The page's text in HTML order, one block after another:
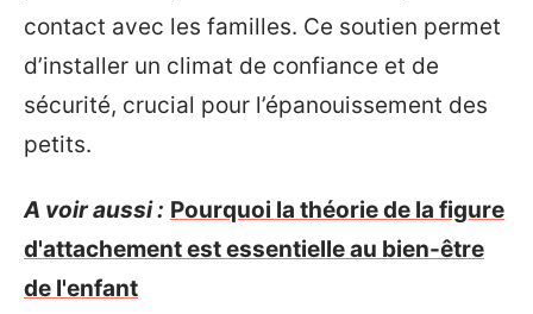
contact avec les familles. Ce soutien permet
d’installer un climat de confiance et de
sécurité, crucial pour l’épanouissement des
petits.
A voir aussi : Pourquoi la théorie de la figure
d'attachement est essentielle au bien-être
de l'enfant